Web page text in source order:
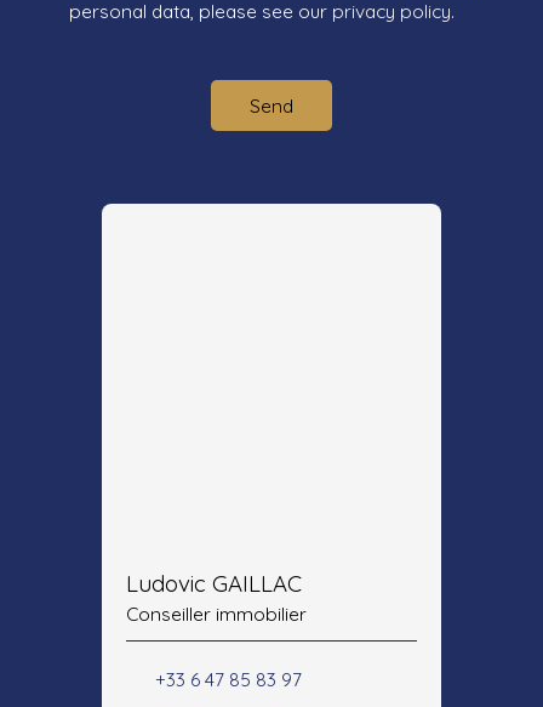
personal data, please see our privacy policy.
Send
Ludovic GAILLAC
Conseiller immobilier
+33 6 47 85 83 97